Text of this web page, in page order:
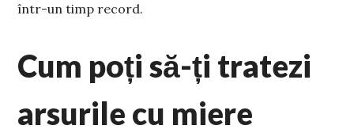
într-un timp record.
Cum poți să-ți tratezi
arsurile cu miere